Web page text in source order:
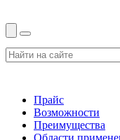
Прайс
Возможности
Преимущества
Области